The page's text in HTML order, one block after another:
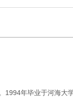
年毕业于河海大学